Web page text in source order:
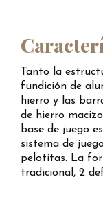
Tanto la
fundición de
hierro y las
de hierro
base de juego
sistema de
pelotitas. La
tradicional, 2